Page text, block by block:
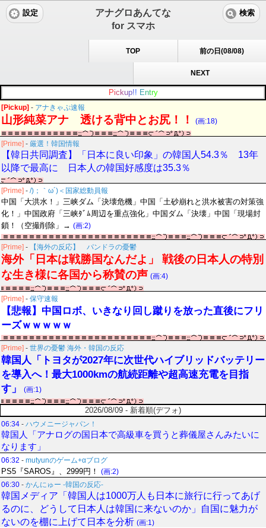
アナグロあんてな
for スマホ
設定 検索
TOP 前の日(08/08)
NEXT
Pic kup!! Entry
[Pickup] - アナきゃぷ速報
山形純菜アナ 透ける背中とお尻！！ (画:18)
[Prime] - 厳選！韓国情報
【韓日共同調査】「日本に良い印象」の韓国人54.3％ 13年
以降で最高に 日本人の韓国好感度は35.3％
[Prime] - /)；｀ω´)＜国家総動員報
中国「大洪水！」三峡ダム「決壊危機」中国「土砂崩れと洪水被害の対策強
化！」中国政府「三峡ﾀﾞﾑ周辺を重点強化」中国ダム「決壊」中国「現場封
鎖！（空撮削除」→ (画:2)
[Prime] - 【海外の反応】 パンドラの憂鬱
海外「日本は戦勝国なんだよ」 戦後の日本人の特別
な生き様に各国から称賛の声 (画:4)
[Prime] - 保守速報
【悲報】中国ロボ、いきなり回し蹴りを放った直後にフリ
ーズｗｗｗｗｗ
[Prime] - 世界の憂鬱 海外・韓国の反応
韓国人「トヨタが2027年に次世代ハイブリッドバッテリー
を導入へ！最大1000kmの航続距離や超高速充電を目指
す」
(画:1)
2026/08/09 - 新着順(デフォ)
06:34 - ハウメニージャパン！
韓国人「アナログの国日本で高級車を買うと葬儀屋さんみたいに
なります」
06:32 - mutyunのゲーム+αブログ
PS5『SAROS』、2999円！
(画:2)
06:30 - かんにゅー -韓国の反応-
韓国メディア「韓国人は1000万人も日本に旅行に行ってあげ
るのに、どうして日本人は韓国に来ないのか」自国に魅力が
ないのを棚に上げて日本を分析 (画:1)